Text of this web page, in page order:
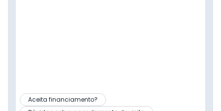
Aceita financiamento?